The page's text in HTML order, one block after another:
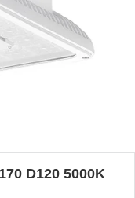
D120 5000K